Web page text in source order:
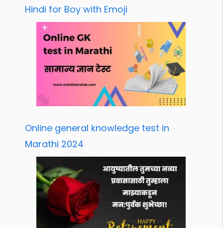
Hindi for Boy with Emoji
Online general knowledge test in
Marathi 2024